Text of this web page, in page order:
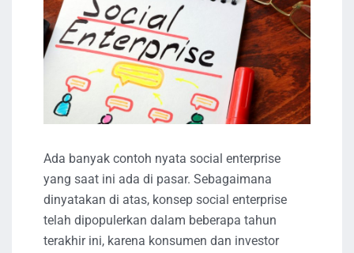
Ada banyak contoh nyata social enterprise
yang saat ini ada di pasar. Sebagaimana
dinyatakan di atas, konsep social enterprise
telah dipopulerkan dalam beberapa tahun
terakhir ini, karena konsumen dan investor